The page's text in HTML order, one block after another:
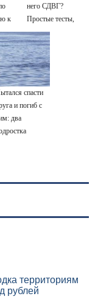
к
него СДВГ?
Простые тесты,
которые помогут
разобраться
спасти
и погиб с
два
территориям
рублей